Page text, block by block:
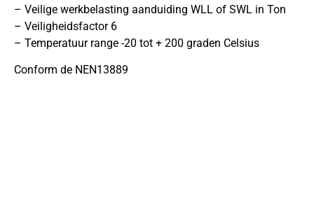
– Veilige werkbelasting aanduiding WLL of SWL in Ton
– Veiligheidsfactor 6
– Temperatuur range -20 tot + 200 graden Celsius
Conform de NEN13889